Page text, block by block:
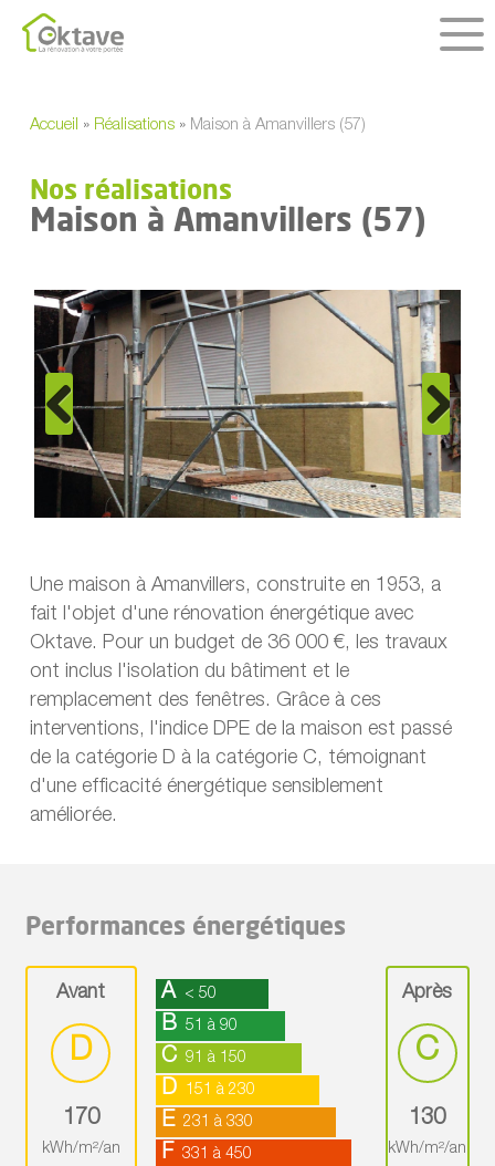
Skip
Accueil » Réalisations» Maison à Amanvillers (57)
Nos réalisations
Maison à Amanvillers (57)
Previous Next
Une maison à Amanvillers, construite en 1953, a
fait l'objet d'une rénovation énergétique avec
Oktave. Pour un budget de 36 000 €, les travaux
ont inclus l'isolation du bâtiment et le
remplacement des fenêtres. Grâce à ces
interventions, l'indice DPE de la maison est passé
de la catégorie D à la catégorie C, témoignant
d'une efficacité énergétique sensiblement
améliorée.
Performances énergétiques
Avant
D
170
kWh/m²/an
A < 50
B 51 à 90
C 91 à 150
D 151 à 230
E 231 à 330
F 331 à 450
Après
C
130
kWh/m²/an